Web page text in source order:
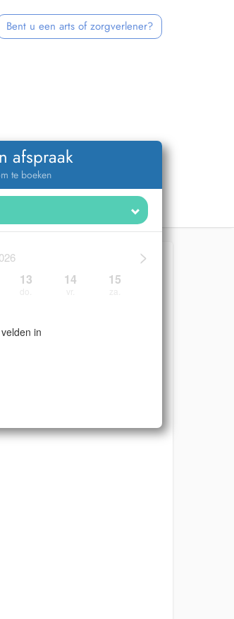
Bent u een arts of zorgverlener?
afspraak
te boeken
>
13 14 15
in